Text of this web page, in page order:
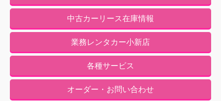
中古カーリース在庫情報
業務レンタカー小新店
各種サービス
オーダー・お問い合わせ